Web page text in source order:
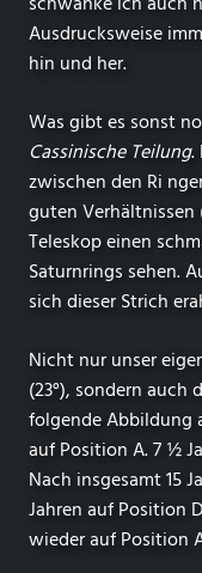
Ausdrucksweise
hin und her.
Was gibt es sonst
Cassinische Teilung.
zwischen den Ri
guten
Teleskop einen
Saturnrings sehen.
sich dieser Strich
Nicht nur unser
(23°), sondern auch
folgende Abbildung
auf Position A. 7 ½
Nach insgesamt 15
Jahren auf Position
wieder auf Position